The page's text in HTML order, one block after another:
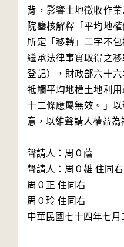
背，影響土地徵收作
院鑒核解釋「平均地
所定「移轉」二字不
繼承法律事實取得之
登記），財政部六十
牴觸平均地權土地利
十二條應屬無效。」
意，以維聲請人權益為
聲請人：周０蔭
聲請人：周０雄 住同右
周０正 住同右
周０玲 住同右
中華民國七十四年七月